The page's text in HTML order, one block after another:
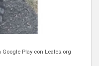
Play con Leales.org